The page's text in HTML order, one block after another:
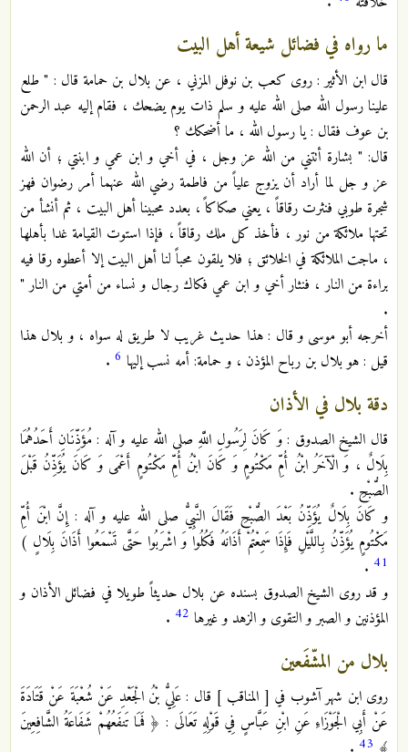
ما رواه في فضائل شيعة أهل البيت
قال ابن الأثير : روى كعب بن نوفل المزني ، عن بلال بن حمامة قال : " طلع
علينا رسول الله صلى الله عليه و سلم ذات يوم يضحك ، فقام إليه عبد الرحمن
بن عوف فقال : يا رسول الله ، ما أضحكك ؟
قال: " بشارة أتتني من الله عز وجل ، في أخي و ابن عمي و ابنتي ؛ أن الله
عز و جل لما أراد أن يزوج علياً من فاطمة رضي الله عنهما أمر رضوان فهز
شجرة طوبي فنثرت رقاقاً ، يعني صكاكاً ، بعدد محبينا أهل البيت ، ثم أنشأ من
تحتها ملائكة من نور ، فأخذ كل ملك رقاقاً ، فإذا استوت القيامة غدا بأهلها
، ماجت الملائكة في الخلائق ؛ فلا يلقون محباً لنا أهل البيت إلا أعطوه رقا فيه
براءة من النار ، فنثار أخي و ابن عمي فكاك رجال و نساء من أمتي من النار "
.
أخرجه أبو موسى و قال : هذا حديث غريب لا طريق له سواه ، و بلال هذا
قيل : هو بلال بن رباح المؤذن ، و حمامة: أمه نسب إليها 6
.
دقة بلال في الأذان
قال الشيخ الصدوق : وَ كَانَ لِرَسُولِ اللَّهِ صلى الله عليه و آله : مُؤَذِّنَانِ أَحَدُهُمَا
بِلَالٌ ، وَ الْآخَرُ ابْنُ أُمِّ مَكْتُومٍ وَ كَانَ ابْنُ أُمِّ مَكْتُومٍ أَعْمَى وَ كَانَ يُؤَذِّنُ قَبْلَ
الصُّبْحِ .
و كَانَ بِلَالٌ يُؤَذِّنُ بَعْدَ الصُّبْحِ فَقَالَ النَّبِيُّ صلى الله عليه و آله : إِنَّ ابْنَ أُمِّ
مَكْتُومٍ يُؤَذِّنُ بِاللَّيْلِ فَإِذَا سَمِعْتُمْ أَذَانَهُ فَكُلُوا وَ اشْرَبُوا حَتَّى تَسْمَعُوا أَذَانَ بِلَالٍ )
41
.
و قد روى الشيخ الصدوق بسنده عن بلال حديثاً طويلا في فضائل الأذان و
المؤذنين و الصبر و التقوى و الزهد و غيرها 42
.
بلال من المشّفَعين
روى ابن شهر آشوب في [ المناقب ] قال : عَلِيُّ بْنُ الْجَعْدِ عَنْ شُعْبَةَ عَنْ قَتَادَةَ
عَنْ أَبِي الْجَوْزَاءِ عَنِ ابْنِ عَبَّاسٍ فِي قَوْلِهِ تَعَالَى : ﴿ فَمَا تَنفَعُهُمْ شَفَاعَةُ الشَّافِعِينَ
43